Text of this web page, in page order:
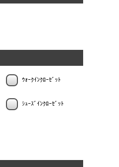
ｳｫｰｸｲﾝｸﾛｰｾﾞｯﾄ
ｼｭｰｽﾞｲﾝｸﾛｰｾﾞｯﾄ